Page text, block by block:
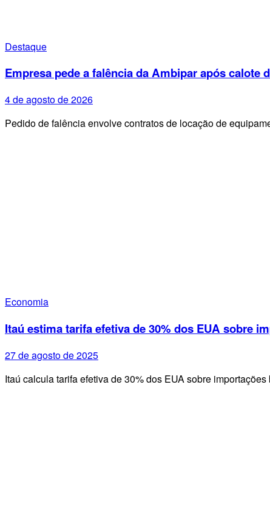
Destaque
Empresa pede a falência da Ambipar após calote
4 de agosto de 2026
Pedido de falência envolve contratos de locação de
Economia
Itaú estima tarifa efetiva de 30% dos EUA sobre
27 de agosto de 2025
Itaú calcula tarifa efetiva de 30% dos EUA sobre